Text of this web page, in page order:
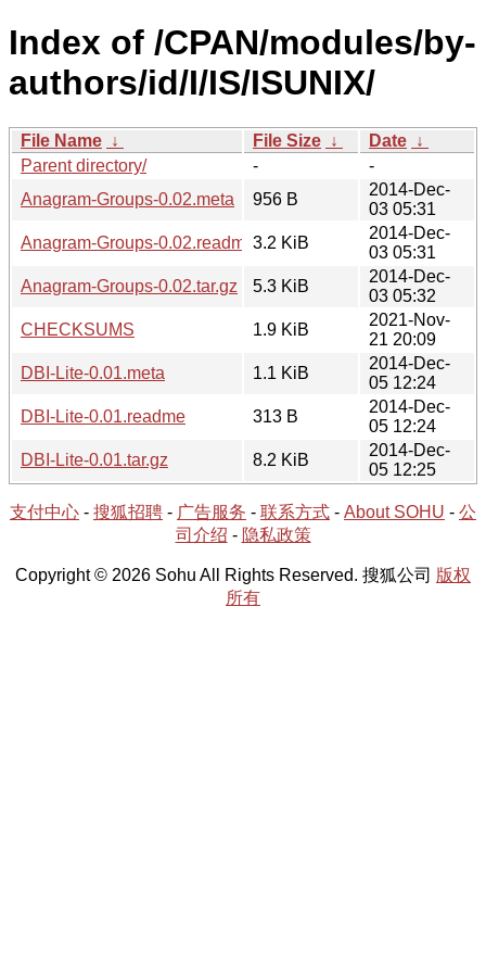
Index of /CPAN/modules/by-
authors/id/I/IS/ISUNIX/
File Name ↓ File Size ↓ Date ↓
Parent directory/
-
-
Anagram-Groups-0.02.meta
956 B
2014-Dec-
03 05:31
Anagram-Groups-0.02.readme3.2 KiB
2014-Dec-
03 05:31
Anagram-Groups-0.02.tar.gz
5.3 KiB
2014-Dec-
03 05:32
CHECKSUMS
1.9 KiB
2021-Nov-
21 20:09
DBI-Lite-0.01.meta
1.1 KiB
2014-Dec-
05 12:24
DBI-Lite-0.01.readme
313 B
2014-Dec-
05 12:24
DBI-Lite-0.01.tar.gz
8.2 KiB
2014-Dec-
05 12:25
支付中心 - 搜狐招聘 - 广告服务 - 联系方式 - About SOHU - 公
司介绍 - 隐私政策
Copyright © 2026 Sohu All Rights Reserved. 搜狐公司 版权
所有